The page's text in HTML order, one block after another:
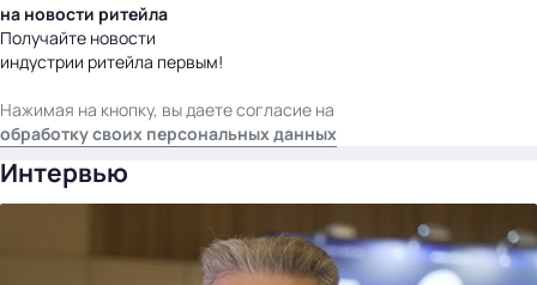
на новости ритейла
Получайте новости
индустрии ритейла первым!
Нажимая на кнопку, вы даете согласие на
обработку своих персональных данных
Интервью